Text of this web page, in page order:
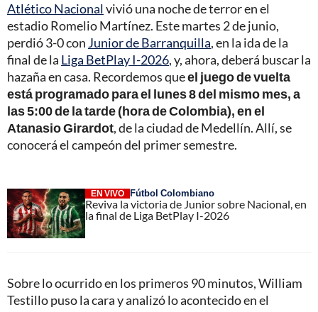
Atlético Nacionalvivió una noche de terror en el
estadio Romelio Martínez. Este martes 2 de junio,
perdió 3-0 con Junior de Barranquilla, en la ida de la
final de la Liga BetPlay I-2026, y, ahora, deberá buscar la
hazaña en casa. Recordemos queel juego de vuelta
está programado para el lunes 8 del mismo mes, a
las 5:00 de la tarde (hora de Colombia), en el
Atanasio Girardot, de la ciudad de Medellín. Allí, se
conocerá el campeón del primer semestre.
EN VIVO Fútbol Colombiano
Reviva la victoria de Junior sobre Nacional, en
la final de Liga BetPlay I-2026
Sobre lo ocurrido en los primeros 90 minutos, William
Testillo puso la cara y analizó lo acontecido en el